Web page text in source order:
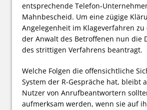
entsprechende Telefon-
Mahnbescheid. Um eine zügige
Angelegenheit im Klageverfahren
der Anwalt des Betroffenen nun die
des strittigen Verfahrens beantragt.
Welche Folgen die offensichtliche
System der R-Gespräche hat, bleibt
Nutzer von Anrufbeantwortern
aufmerksam werden, wenn sie auf